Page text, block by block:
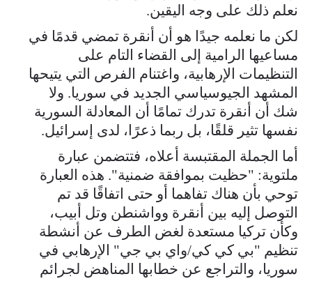
نعلم ذلك على وجه اليقين.
لكن ما نعلمه جيدًا هو أن أنقرة تمضي قدمًا في
مساعيها الرامية إلى القضاء التام على
التنظيمات الإرهابية، واغتنام الفرص التي يتيحها
المشهد الجيوسياسي الجديد في سوريا. ولا
شك أن أنقرة تدرك تمامًا أن المعادلة السورية
نفسها تثير قلقًا، بل ربما ذعرًا، لدى إسرائيل.
أما الجملة المقتبسة أعلاه، فتتضمن عبارة
ملتوية: "حظيت بموافقة ضمنية". هذه العبارة
توحي بأن هناك تفاهما أو حتى اتفاقًا قد تم
التوصل إليه بين أنقرة وواشنطن وتل أبيب،
وكأن تركيا مستعدة لغض الطرف عن أنشطة
تنظيم "بي كي كي/واي بي جي" الإرهابي في
سوريا، والتراجع عن خطابها المناهض لجرائم